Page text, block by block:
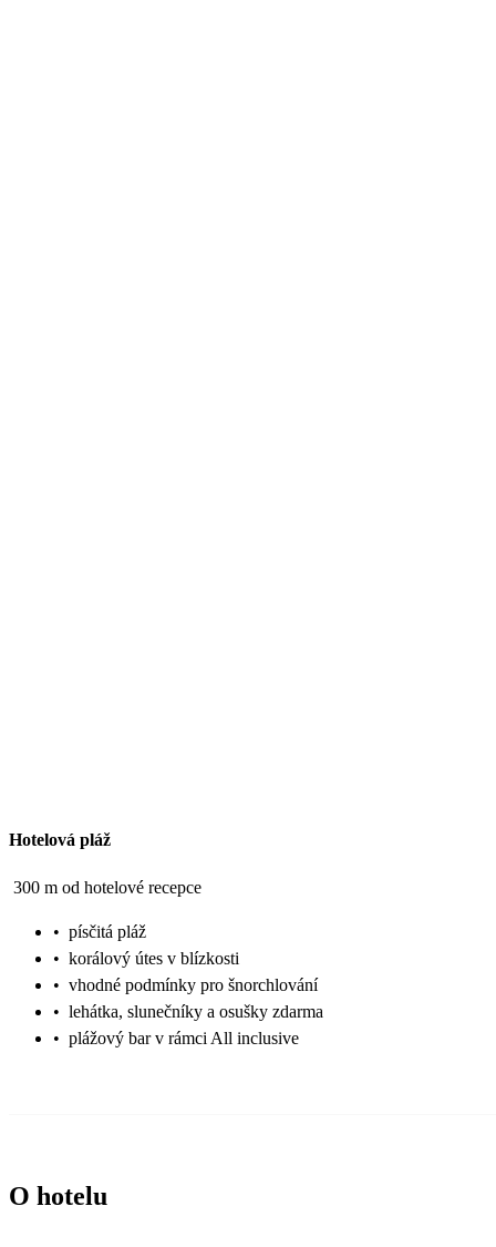
Hotelová pláž
300 m od hotelové recepce
• písčitá pláž
• korálový útes v blízkosti
• vhodné podmínky pro šnorchlování
• lehátka, slunečníky a osušky zdarma
• plážový bar v rámci All inclusive
O hotelu